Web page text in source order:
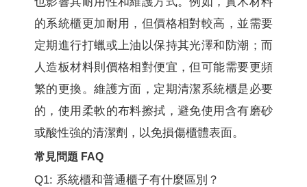
的系統櫃更加耐用，但價格相對較高，並需要
定期進行打蠟或上油以保持其光澤和防潮；而
人造板材料則價格相對便宜，但可能需要更頻
繁的更換。維護方面，定期清潔系統櫃是必要
的，使用柔軟的布料擦拭，避免使用含有磨砂
或酸性強的清潔劑，以免損傷櫃體表面。
常見問題 FAQ
Q1: 系統櫃和普通櫃子有什麼區別？